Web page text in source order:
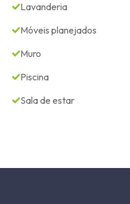
Lavanderia
Móveis planejados
Muro
Piscina
Sala de estar